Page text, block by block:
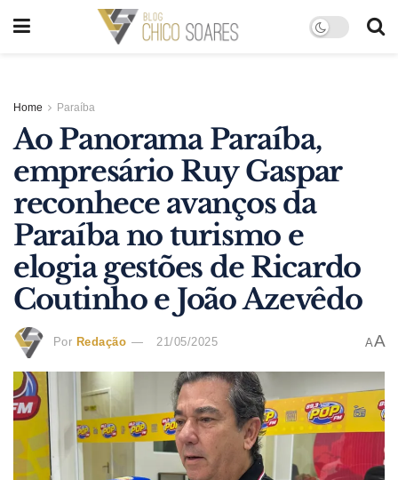
Home Paraíba
Ao Panorama Paraíba,
empresário Ruy Gaspar
reconhece avanços da
Paraíba no turismo e
elogia gestões de Ricardo
Coutinho e João Azevêdo
Por Redação 21/05/2025 AA